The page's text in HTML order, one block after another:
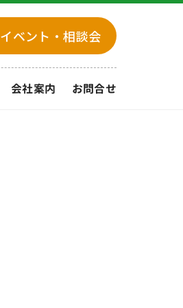
イベント ・相談会
会社案内 お問合せ